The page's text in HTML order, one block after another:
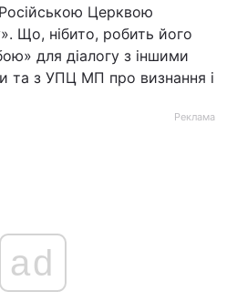
Церквою
Що, нібито, робить його
для діалогу з іншими
та з УПЦ МП про визнання і
Реклама
ad